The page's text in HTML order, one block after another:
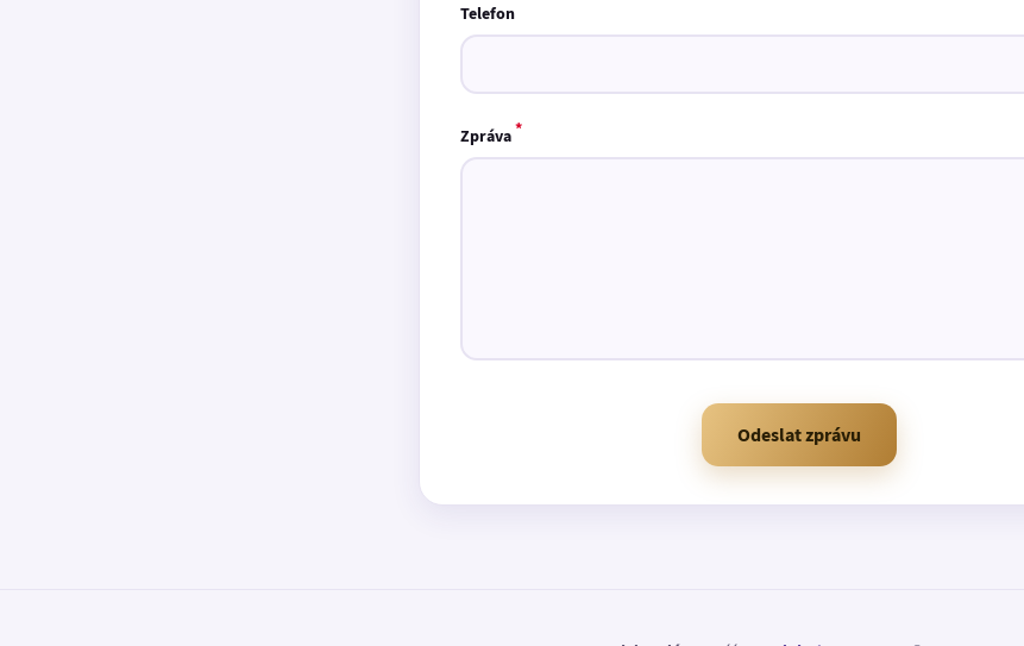
Telefon
Zpráva*
Odeslat zprávu